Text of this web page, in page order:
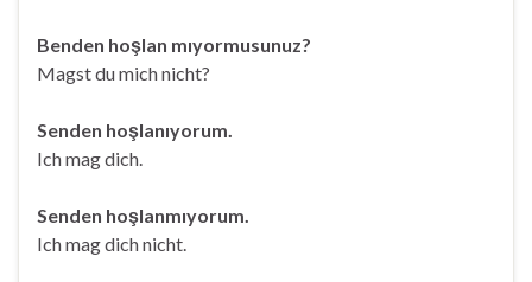
Benden hoşlan mıyormusunuz?
Magst du mich nicht?
Senden hoşlanıyorum.
Ich mag dich.
Senden hoşlanmıyorum.
Ich mag dich nicht.